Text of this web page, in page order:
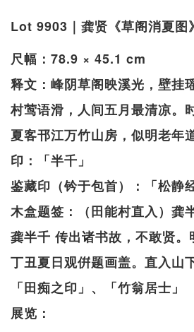
Lot 9903｜龚贤《草阁消夏图
尺幅：78.9 × 45.1 cm
释文：峰阴草阁映溪光，壁挂
村莺语滑，人间五月最清凉。
夏客邗江万竹山房，似明老年
印：「半千」
鉴藏印（钤于包首）：「松静
木盒题签：（田能村直入）龚
龚半千 传出诸书故，不敢贤。
丁丑夏日观倂题画盖。直入山
「田痴之印」、「竹翁居士」
展览：